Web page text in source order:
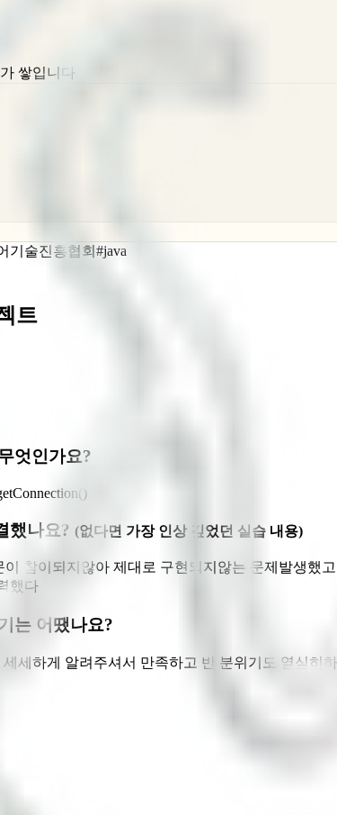
쌓입니다
기술진흥협회 #java
트
엇인가요?
했나요? (없다면 가장 인상 깊었던 실습 내용)
이 참이되지않아 제대로 구현되지않는 문제발생
했다
는 어땠나요?
세하게 알려주셔서 만족하고 반 분위기도 열심히